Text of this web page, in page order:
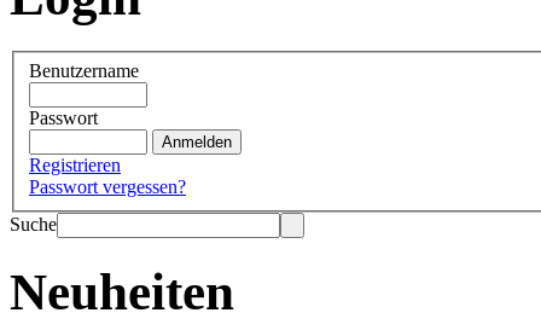
Benutzername
Passwort
Registrieren
Passwort vergessen?
Suche
Neuheiten